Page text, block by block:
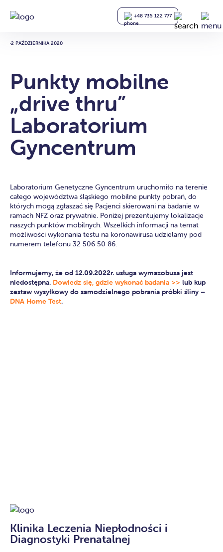
+48 735 122 777
·2 PAŹDZIERNIKA 2020
Punkty mobilne
„drive thru”
Laboratorium
Gyncentrum
Laboratorium Genetyczne Gyncentrum uruchomiło na terenie
całego województwa śląskiego mobilne punkty pobrań, do
których mogą zgłaszać się Pacjenci skierowani na badanie w
ramach NFZ oraz prywatnie. Poniżej prezentujemy lokalizacje
naszych punktów mobilnych. Wszelkich informacji na temat
możliwości wykonania testu na koronawirusa udzielamy pod
numerem telefonu 32 506 50 86.
Informujemy, że od 12.09.2022r. usługa wymazobusa jest
niedostępna. Dowiedz się, gdzie wykonać badania >> lub kup
zestaw wysyłkowy do samodzielnego pobrania próbki śliny –
DNA Home Test.
Klinika Leczenia Niepłodności i
Diagnostyki Prenatalnej